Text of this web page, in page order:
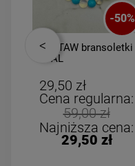
-50%
ZESTAW bransoletki
STAL
gumkowa akryl
żółta jasno
niebieska
29,50 zł
Cena regularna:
59,00 zł
Najniższa cena:
29,50 zł